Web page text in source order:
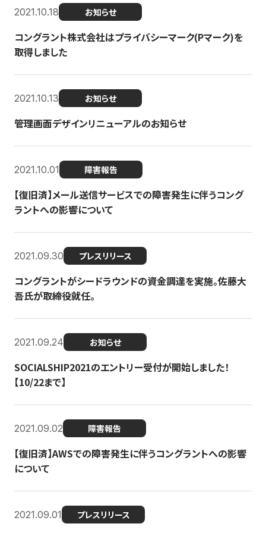
2021.10.18 お知らせ
コングラント株式会社はプライバシーマーク(Pマーク)を
取得しました
2021.10.13 お知らせ
管理画面デザインリニューアルのお知らせ
2021.10.01 障害報告
【復旧済】メール送信サービスでの障害発生に伴うコング
ラントへの影響について
2021.09.30 プレスリリース
コングラントがシードラウンドの資金調達を実施。佐藤大
吾氏が取締役就任。
2021.09.24 お知らせ
SOCIALSHIP2021のエントリー受付が開始しました！
【10/22まで】
2021.09.02 障害報告
【復旧済】AWSでの障害発生に伴うコングラントへの影響
について
2021.09.01 プレスリリース